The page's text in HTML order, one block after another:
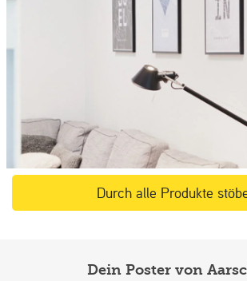
Durch alle Produkte
Dein Poster von